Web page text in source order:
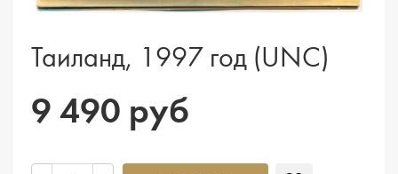
Таиланд, 1997 год (UNC)
9 490 руб